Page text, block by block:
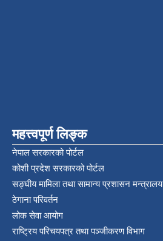
महत्त्वपूर्ण लिङ्क
नेपाल सरकारको पोर्टल
कोशी प्रदेश सरकारको पोर्टल
सङ्‍घीय मामिला तथा सामान्य प्रशासन मन्त्रालय
ठेगाना परिवर्तन
लोक सेवा आयोग
राष्ट्रिय परिचयपत्र तथा पञ्‍जीकरण विभाग